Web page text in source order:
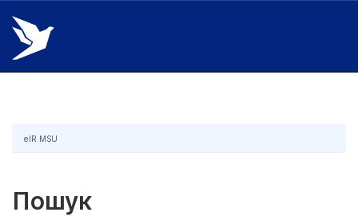
Skip
navigation
eIR MSU
Пошук